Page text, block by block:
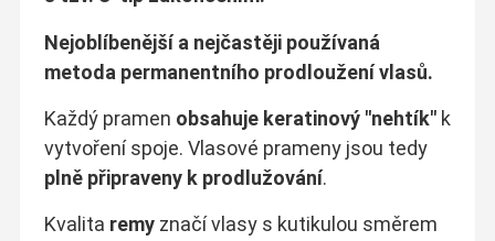
Nejoblíbenější a nejčastěji používaná
metoda permanentního prodloužení vlasů.
Každý pramen obsahuje keratinový "nehtík"k
vytvoření spoje. Vlasové prameny jsou tedy
plně připraveny k prodlužování.
Kvalita remyznačí vlasy s kutikulou směrem